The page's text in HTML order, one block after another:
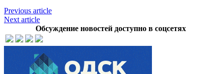
Previous article
Next article
Обсуждение новостей доступно в соцсетях